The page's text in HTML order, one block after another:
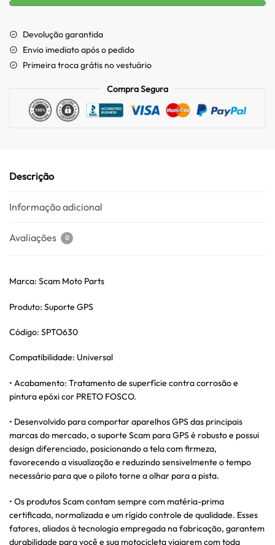
Devolução garantida
Envio imediato após o pedido
Primeira troca grátis no vestuário
Compra Segura
Descrição
Informação adicional
Avaliações 0
Marca: Scam Moto Parts
Produto: Suporte GPS
Código: SPTO630
Compatibilidade: Universal
• Acabamento: Tratamento de superfície contra corrosão e
pintura epóxi cor PRETO FOSCO.
• Desenvolvido para comportar aparelhos GPS das principais
marcas do mercado, o suporte Scam para GPS é robusto e possui
design diferenciado, posicionando a tela com firmeza,
favorecendo a visualização e reduzindo sensivelmente o tempo
necessário para que o piloto torne a olhar para a pista.
• Os produtos Scam contam sempre com matéria-prima
certificada, normalizada e um rígido controle de qualidade. Esses
fatores, aliados à tecnologia empregada na fabricação, garantem
durabilidade para você e sua motocicleta viajarem com toda